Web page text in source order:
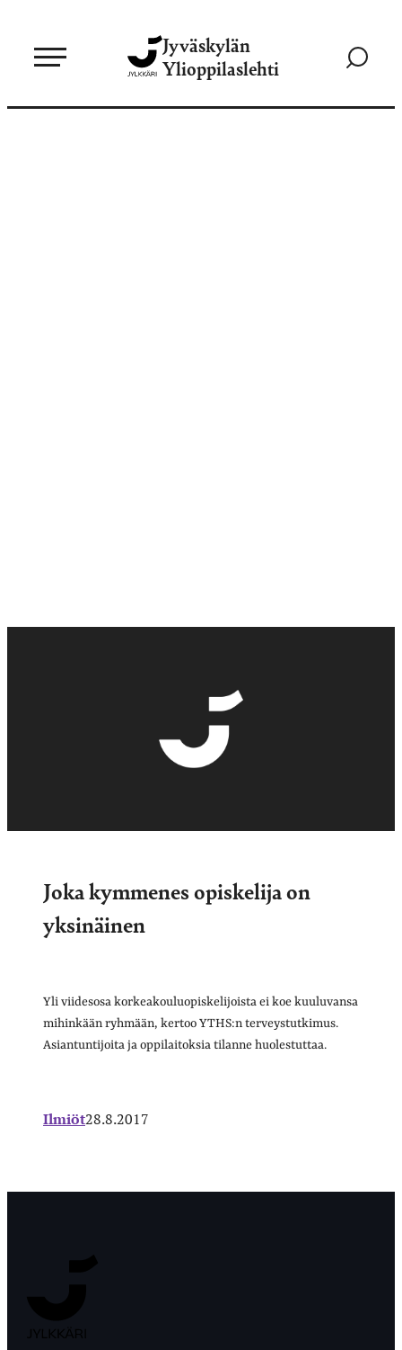
sisältöön
Jyväskylän
Ylioppilaslehti
Siirry
Joka kymmenes opiskelija on
yksinäinen
Yli viidesosa korkeakouluopiskelijoista ei koe kuuluvansa
mihinkään ryhmään, kertoo YTHS:n terveystutkimus.
Asiantuntijoita ja oppilaitoksia tilanne huolestuttaa.
Ilmiöt28.8.2017